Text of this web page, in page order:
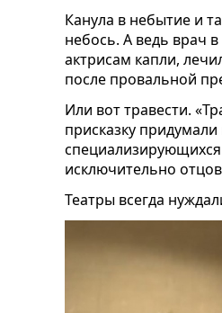
Канула в небытие и
небось. А ведь врач
актрисам капли,
после провальной
Или вот травести.
присказку
исключительно
Театры всегда